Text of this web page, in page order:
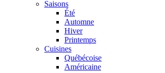
Saisons
Été
Automne
Hiver
Printemps
Cuisines
Québécoise
Américaine